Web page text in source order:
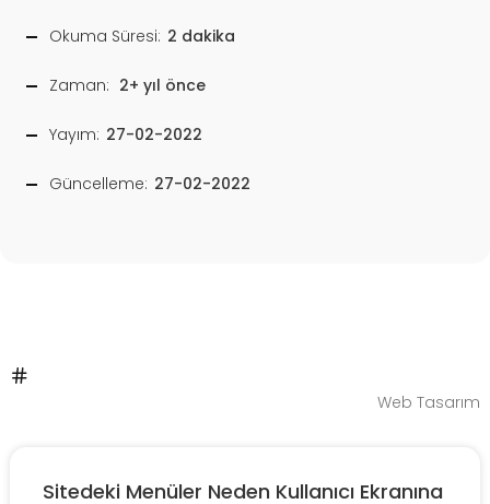
Okuma Süresi: 2 dakika
Zaman: 2+ yıl önce
Yayım: 27-02-2022
Güncelleme: 27-02-2022
Web Tasarım
Sitedeki Menüler Neden Kullanıcı Ekranına